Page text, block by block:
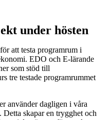
under hösten
att testa programrum i
EDO och E-lärande
som stöd till
tre testade programrummet
använder dagligen i våra
Detta skapar en trygghet och